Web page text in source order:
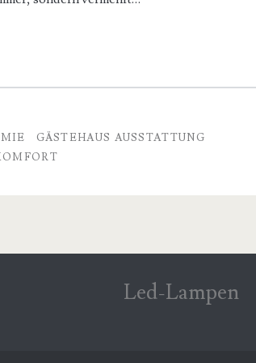
GÄSTEHAUS AUSSTATTUNG
Led-Lampen